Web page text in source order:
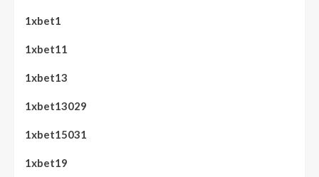
1xbet1
1xbet11
1xbet13
1xbet13029
1xbet15031
1xbet19